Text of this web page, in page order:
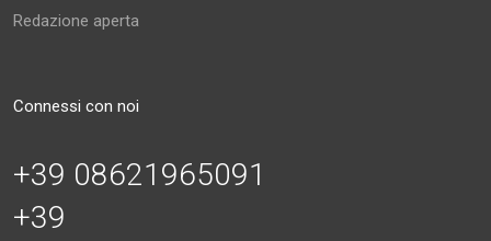
Redazione aperta
Connessi con noi
+39 08621965091
+39